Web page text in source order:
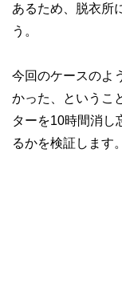
あるため、脱衣所
う。
今回のケースのよ
かった、というこ
ターを10時間消し
るかを検証します。